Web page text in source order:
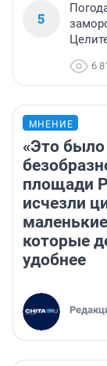
5
6
МНЕНИЕ
«Это было
площади
исчезли
которые
удобнее